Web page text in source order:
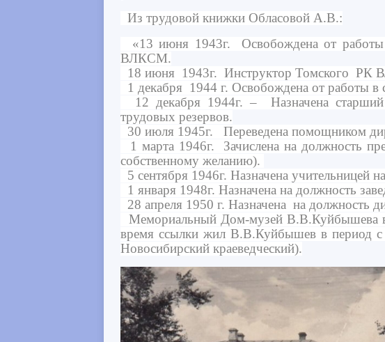
Из трудовой книжки Обласовой А.В.:
«13 июня 1943г. Освобождена от работы
ВЛКСМ.
18 июня 1943г. Инструктор Томского РК
1 декабря 1944 г. Освобождена от работы
12 декабря 1944г. – Назначена старший
трудовых резервов.
30 июля 1945г. Переведена помощником
1 марта 1946г. Зачислена на должность
собственному желанию).
5 сентября 1946г. Назначена
1 января 1948г. Назначена на должность
28 апреля 1950 г. Назначена на должность
Мемориальный Дом-музей В.В.Куйбышева в
время ссылки жил В.В.Куйбышев в период
Новосибирский краеведческий).